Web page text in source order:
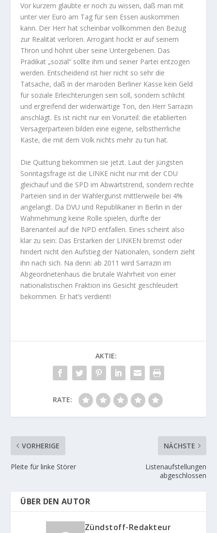
Vor kurzem glaubte er noch zu wissen, daß man mit
unter vier Euro am Tag für sein Essen auskommen
kann. Der Herr hat scheinbar vollkommen den Bezug
zur Realität verloren. Arrogant hockt er auf seinem
Thron und höhnt über seine Untergebenen. Das
Prädikat „sozial“ sollte ihm und seiner Partei entzogen
werden. Entscheidend ist hier nicht so sehr die
Tatsache, daß in der maroden Berliner Kasse kein Geld
für soziale Erleichterungen sein soll, sondern schlicht
und ergreifend der widerwärtige Ton, den Herr Sarrazin
anschlägt. Es ist nicht nur ein Vorurteil: die etablierten
Versagerparteien bilden eine eigene, selbstherrliche
Kaste, die mit dem Volk nichts mehr zu tun hat.
Die Quittung bekommen sie jetzt. Laut der jüngsten
Sonntagsfrage ist die LINKE nicht nur mit der CDU
gleichauf und die SPD im Abwärtstrend, sondern rechte
Parteien sind in der Wählergunst mittlerweile bei 4%
angelangt. Da DVU und Republikaner in Berlin in der
Wahrnehmung keine Rolle spielen, dürfte der
Bärenanteil auf die NPD entfallen. Eines scheint also
klar zu sein: Das Erstarken der LINKEN bremst oder
hindert nicht den Aufstieg der Nationalen, sondern zieht
ihn nach sich. Na denn: ab 2011 wird Sarrazin im
Abgeordnetenhaus die brutale Wahrheit von einer
nationalistischen Fraktion ins Gesicht geschleudert
bekommen. Er hat’s verdient!
AKTIE:
RATE:
VORHERIGE
Pleite für linke Störer
NÄCHSTE
Listenaufstellungen
abgeschlossen
ÜBER DEN AUTOR
Zündstoff-Redakteur